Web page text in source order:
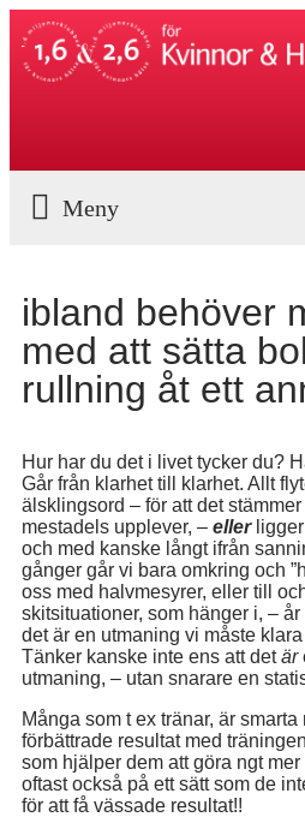
ibland behöver
med att sätta
rullning åt ett
Hur har du det i livet tycker du?
Går från klarhet till klarhet. Allt
älsklingsord – för att det
mestadels upplever, – ellerligger
och med kanske långt ifrån
gånger går vi bara omkring och
oss med halvmesyrer, eller till
skitsituationer, som hänger i, –
det är en utmaning vi måste
Tänker kanske inte ens att detär
utmaning, – utan snarare en
Många som t ex tränar, är
förbättrade resultat med
som hjälper dem att göra ngt
oftast också på ett sätt som de
för att få vässade resultat!!